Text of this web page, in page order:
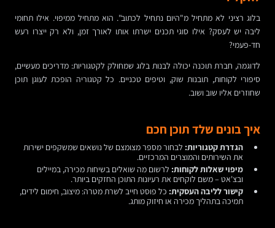
בלוג רציני לא מתחיל מ"היום נתחיל לכתוב". הוא מתחיל ממיפוי. אילו תחומי
ליבה יש לעסק? אילו סוגי תכנים ישרתו אותו לאורך זמן, ולא רק ייצרו רעש
חד-פעמי?
לדוגמה, חברת תוכנה יכולה לבנות בלוג שמחולק לקטגוריות: מדריכים מעשיים,
סיפורי לקוחות, תובנות שוק, וטיפים טכניים. כל קטגוריה הופכת לעוגן תוכן
שחוזרים אליו שוב ושוב.
איך בונים שלד תוכן חכם
הגדרת קטגוריות: לבחור מספר מצומצם של נושאים שמשקפים ישירות
את השירותים והמוצרים המרכזיים.
מיפוי שאלות לקוחות: לרשום מה שואלים בשיחות מכירה, במיילים
ובצ'אט – משם לוקחים את רעיונות התוכן החזקים ביותר.
קישור לליבה העסקית: כל פוסט חייב לשרת מטרה: מיצוב, חימום לידים,
תמיכה בתהליך מכירה או חיזוק מותג.